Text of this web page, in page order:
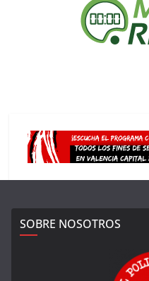
SOBRE NOSOTROS